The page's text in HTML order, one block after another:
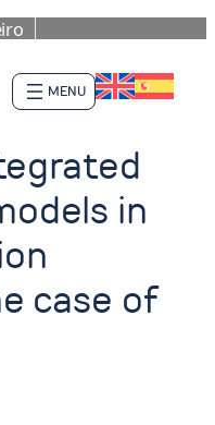
para
o
in
case of